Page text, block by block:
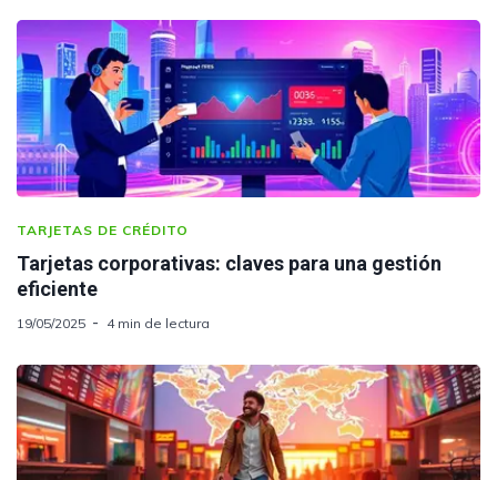
TARJETAS DE CRÉDITO
Tarjetas corporativas: claves para una gestión
eficiente
19/05/2025 4 min de lectura